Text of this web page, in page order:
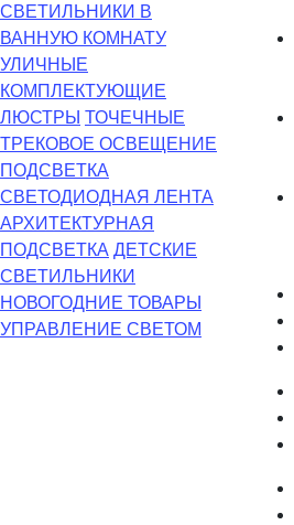
СВЕТИЛЬНИКИ В
ВАННУЮ КОМНАТУ
УЛИЧНЫЕ
КОМПЛЕКТУЮЩИЕ
ЛЮСТРЫ ТОЧЕЧНЫЕ
ТРЕКОВОЕ ОСВЕЩЕНИЕ
ПОДСВЕТКА
СВЕТОДИОДНАЯ ЛЕНТА
АРХИТЕКТУРНАЯ
ПОДСВЕТКА ДЕТСКИЕ
СВЕТИЛЬНИКИ
НОВОГОДНИЕ ТОВАРЫ
УПРАВЛЕНИЕ СВЕТОМ